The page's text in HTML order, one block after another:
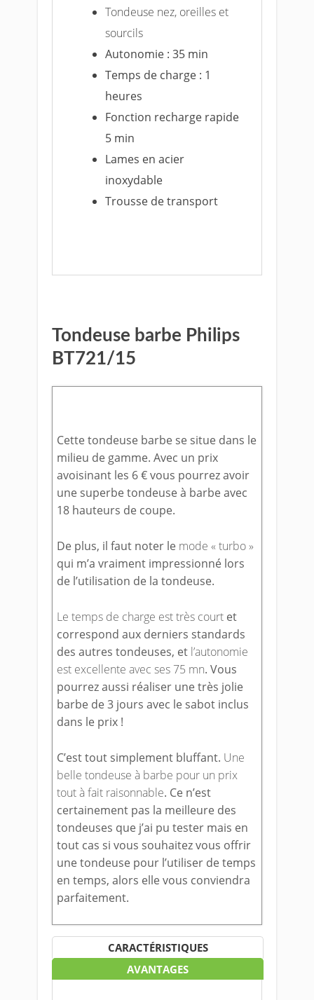
Tondeuse nez, oreilles et
sourcils
Autonomie : 35 min
Temps de charge : 1
heures
Fonction recharge rapide
5 min
Lames en acier
inoxydable
Trousse de transport
Tondeuse barbe Philips
BT721/15
Cette tondeuse barbe se situe dans le
milieu de gamme. Avec un prix
avoisinant les 6 € vous pourrez avoir
une superbe tondeuse à barbe avec
18 hauteurs de coupe.
De plus, il faut noter le mode « turbo »
qui m’a vraiment impressionné lors
de l’utilisation de la tondeuse.
Le temps de charge est très courtet
correspond aux derniers standards
des autres tondeuses, et l’autonomie
est excellente avec ses 75 mn. Vous
pourrez aussi réaliser une très jolie
barbe de 3 jours avec le sabot inclus
dans le prix !
C’est tout simplement bluffant. Une
belle tondeuse à barbe pour un prix
tout à fait raisonnable. Ce n’est
certainement pas la meilleure des
tondeuses que j’ai pu tester mais en
tout cas si vous souhaitez vous offrir
une tondeuse pour l’utiliser de temps
en temps, alors elle vous conviendra
parfaitement.
CARACTÉRISTIQUES
AVANTAGES